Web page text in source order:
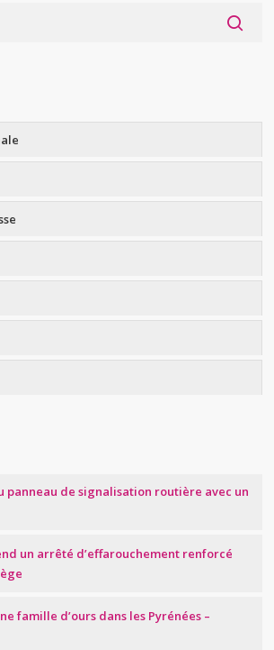
panneau de signalisation routière avec un
un arrêté d’effarouchement renforcé
famille d’ours dans les Pyrénées –